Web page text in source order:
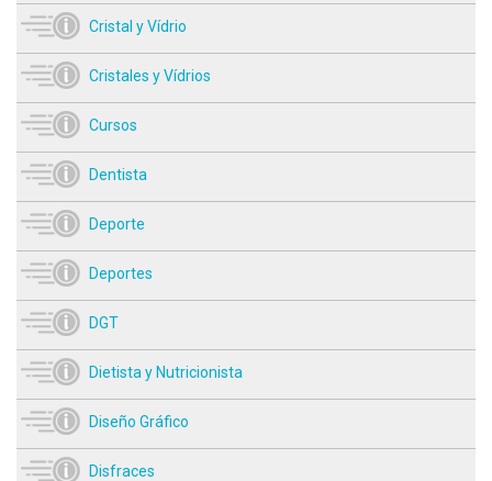
Cristal y Vídrio
Cristales y Vídrios
Cursos
Dentista
Deporte
Deportes
DGT
Dietista y Nutricionista
Diseño Gráfico
Disfraces